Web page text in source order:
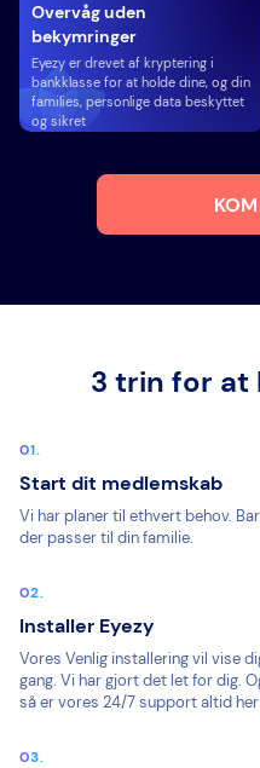
Overvåg uden
bekymringer
Eyezy er drevet af kryptering i
bankklasse for at holde dine, og din
families, personlige data beskyttet
og sikret
3 trin for at
Start dit medlemskab
Vi har planer til ethvert behov.
der passer til din familie.
Installer Eyezy
Vores Venlig installering vil vise
gang. Vi har gjort det let for dig.
så er vores 24/7 support altid